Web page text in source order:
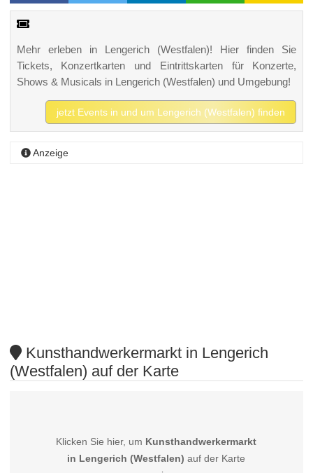
Mehr erleben in Lengerich (Westfalen)! Hier finden Sie
Tickets, Konzertkarten und Eintrittskarten für Konzerte,
Shows & Musicals in Lengerich (Westfalen) und Umgebung!
jetzt Events in und um Lengerich (Westfalen) finden
Anzeige
Kunsthandwerkermarkt in Lengerich
(Westfalen) auf der Karte
Klicken Sie hier, um Kunsthandwerkermarkt
in Lengerich (Westfalen) auf der Karte